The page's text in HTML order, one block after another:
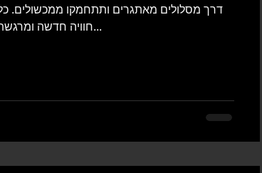
דרך מסלולים מאתגרים ותתחמקו ממכשולים.
חוויה חדשה ומרגשת. זמין לטלפון...